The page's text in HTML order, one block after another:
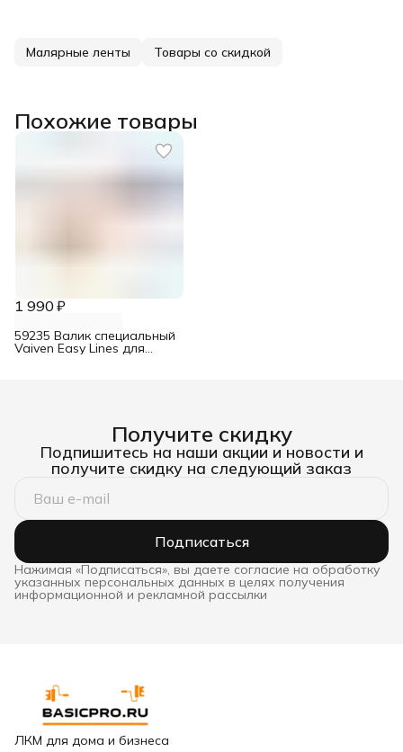
Малярные ленты Товары со скидкой
Похожие товары
1 990 ₽
59235 Валик специальный
Vaiven Easy Lines для
Получите скидку
Подпишитесь на наши акции и новости и
получите скидку на следующий заказ
Подписаться
Нажимая «Подписаться», вы даете согласие на обработку
указанных персональных данных в целях получения
информационной и рекламной рассылки
ЛКМ для дома и бизнеса